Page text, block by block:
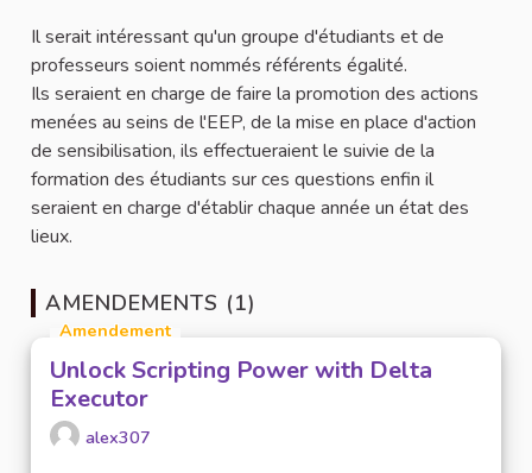
Il serait intéressant qu'un groupe d'étudiants et de
professeurs soient nommés référents égalité.
Ils seraient en charge de faire la promotion des actions
menées au seins de l'EEP, de la mise en place d'action
de sensibilisation, ils effectueraient le suivie de la
formation des étudiants sur ces questions enfin il
seraient en charge d'établir chaque année un état des
lieux.
AMENDEMENTS (1)
Amendement
Unlock Scripting Power with Delta
Executor
alex307